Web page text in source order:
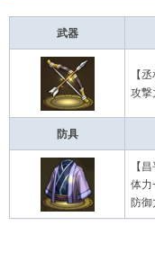
武器
【
攻撃
防具
【
体力
防